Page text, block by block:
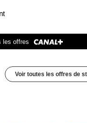
les offres
Voir toutes les offres de